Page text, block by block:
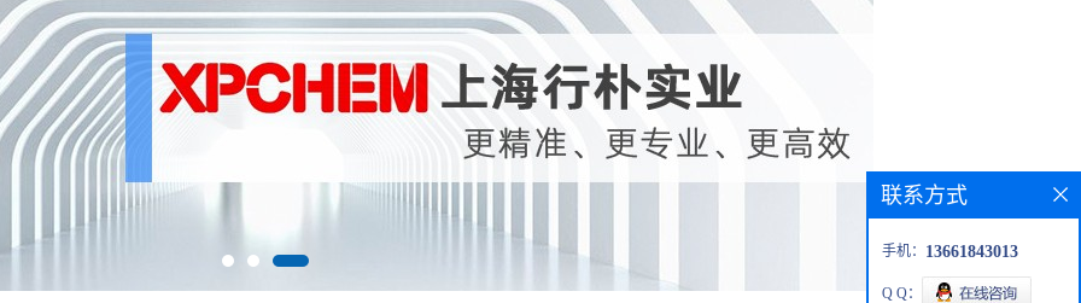
联系方式
手机： 13661843013
Q Q：